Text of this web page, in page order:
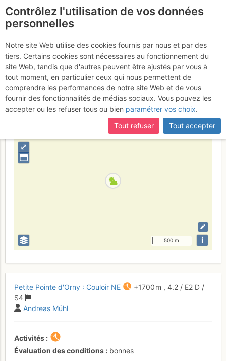
Petite Pointe d'Orny :
Couloir NE
Vendredi 8 mai 2026
Suisse Valais Mont-Blanc
⤢
500 m i
Petite Pointe d'Orny : Couloir NE +1700 m , 4.2 / E2 D /
S4
Andreas Mühl
Activités
Évaluation des conditions
bonnes
Contrôlez l'utilisation de vos données
personnelles
Notre site Web utilise des cookies fournis par nous et par des
tiers. Certains cookies sont nécessaires au fonctionnement du
site Web, tandis que d'autres peuvent être ajustés par vous à
tout moment, en particulier ceux qui nous permettent de
comprendre les performances de notre site Web et de vous
fournir des fonctionnalités de médias sociaux. Vous pouvez les
accepter ou les refuser tous ou bien paramétrer vos choix.
Tout refuser
Tout accepter